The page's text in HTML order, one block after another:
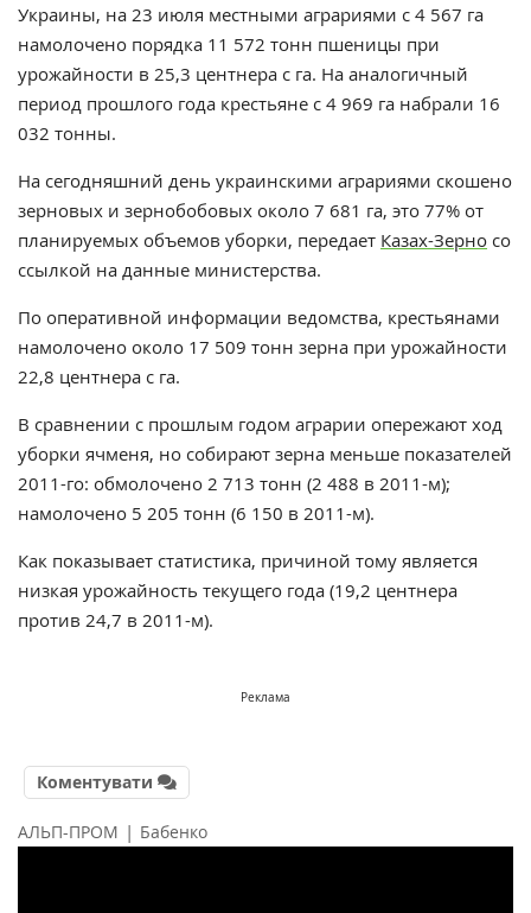
Украины, на 23 июля местными аграриями с 4 567 га
намолочено порядка 11 572 тонн пшеницы при
урожайности в 25,3 центнера с га. На аналогичный
период прошлого года крестьяне с 4 969 га набрали 16
032 тонны.
На сегодняшний день украинскими аграриями скошено
зерновых и зернобобовых около 7 681 га, это 77% от
планируемых объемов уборки, передает Казах-Зерно со
ссылкой на данные министерства.
По оперативной информации ведомства, крестьянами
намолочено около 17 509 тонн зерна при урожайности
22,8 центнера с га.
В сравнении с прошлым годом аграрии опережают ход
уборки ячменя, но собирают зерна меньше показателей
2011-го: обмолочено 2 713 тонн (2 488 в 2011-м);
намолочено 5 205 тонн (6 150 в 2011-м).
Как показывает статистика, причиной тому является
низкая урожайность текущего года (19,2 центнера
против 24,7 в 2011-м).
Реклама
Коментувати
АЛЬП-ПРОМ | Бабенко